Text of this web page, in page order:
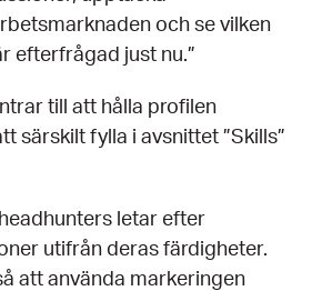
och se vilken
efterfrågad just nu.”
till att hålla profilen
särskilt fylla i avsnittet ”Skills”
letar efter
utifrån deras färdigheter.
att använda markeringen